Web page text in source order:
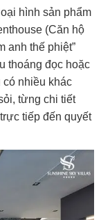
hình sản phẩm
(Căn hộ
anh thế phiệt”
thoáng đọc hoặc
có nhiều khác
từng chi tiết
tiếp đến quyết